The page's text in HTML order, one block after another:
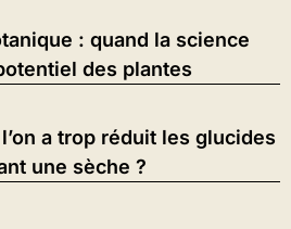
: quand la science
des plantes
a trop réduit les glucides
une sèche ?